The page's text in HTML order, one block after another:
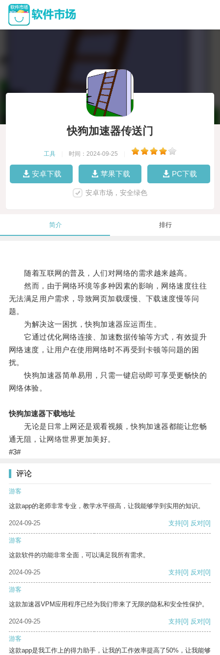
快狗加速器传送门
工具 时间：2024-09-25
安卓下载 苹果下载 PC下载
安卓市场，安全绿色
简介 排行
随着互联网的普及，人们对网络的需求越来越高。
然而，由于网络环境等多种因素的影响，网络速度往往
无法满足用户需求，导致网页加载缓慢、下载速度慢等问
题。
为解决这一困扰，快狗加速器应运而生。
它通过优化网络连接、加速数据传输等方式，有效提升
网络速度，让用户在使用网络时不再受到卡顿等问题的困
扰。
快狗加速器简单易用，只需一键启动即可享受更畅快的
网络体验。
快狗加速器下载地址
无论是日常上网还是观看视频，快狗加速器都能让您畅
通无阻，让网络世界更加美好。
#3#
评论
游客
这款app的老师非常专业，教学水平很高，让我能够学到实用的知识。
2024-09-25 支持[0] 反对[0]
游客
这款软件的功能非常全面，可以满足我所有需求。
2024-09-25 支持[0] 反对[0]
游客
这款加速器VPM应用程序已经为我们带来了无限的隐私和安全性保护。
2024-09-25 支持[0] 反对[0]
游客
这款app是我工作上的得力助手，让我的工作效率提高了50%，让我能够